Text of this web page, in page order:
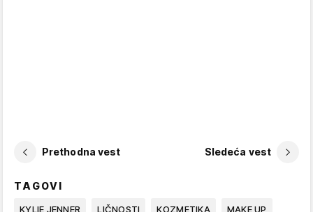
Prethodna vest Sledeća vest
TAGOVI
KYLIE JENNER LIČNOSTI KOZMETIKA MAKE UP